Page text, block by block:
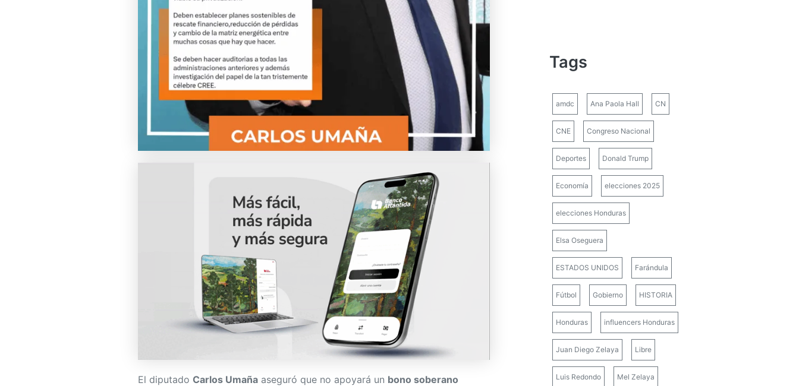
El diputado Carlos Umaña aseguró que no apoyará un bono soberano
Tags
amdc Ana Paola Hall CN
CNE Congreso Nacional
Deportes Donald Trump
Economía elecciones 2025
elecciones Honduras
Elsa Oseguera
ESTADOS UNIDOS Farándula
Fútbol Gobierno HISTORIA
Honduras influencers Honduras
Juan Diego Zelaya Libre
Luis Redondo Mel Zelaya